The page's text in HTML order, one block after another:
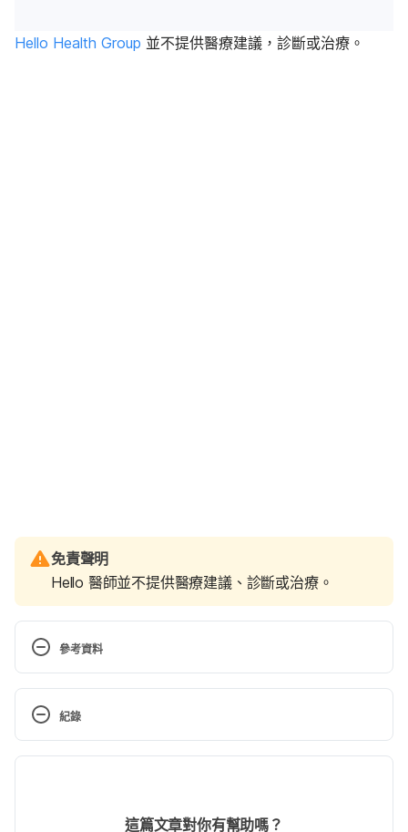
Hello Health Group 並不提供醫療建議，診斷或治療。
免責聲明
Hello 醫師並不提供醫療建議、診斷或治療。
參考資料
How Taking Birth Control Can Affect Cramping.
http://www.healthline.com/health/birth-
control/cramps-on-birth-control#1
紀錄
Weitseng Lin
這篇文章對你有幫助嗎？